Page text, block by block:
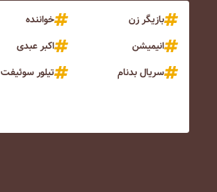
بازیگر زن
خواننده
انیمیشن
اکبر عبدی
سریال بدنام
تیلور سوئیفت